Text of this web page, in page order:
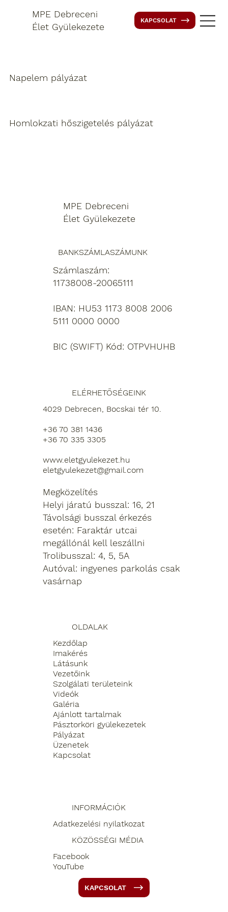
MPE Debreceni
Élet Gyülekezete
KAPCSOLAT
Napelem pályázat
Homlokzati hőszigetelés pályázat
MPE Debreceni
Élet Gyülekezete
BANKSZÁMLASZÁMUNK
Számlaszám:
11738008-20065111
IBAN: HU53 1173 8008 2006
5111 0000 0000
BIC (SWIFT) Kód: OTPVHUHB
ELÉRHETŐSÉGEINK
4029 Debrecen, Bocskai tér 10.
+36 70 381 1436
+36 70 335 3305
www.eletgyulekezet.hu
eletgyulekezet@gmail.com
Megközelítés
Helyi járatú busszal: 16, 21
Távolsági busszal érkezés
esetén: Faraktár utcai
megállónál kell leszállni
Trolibusszal: 4, 5, 5A
Autóval: ingyenes parkolás csak
vasárnap
OLDALAK
Kezdőlap
Imakérés
Látásunk
Vezetőink
Szolgálati területeink
Videók
Galéria
Ajánlott tartalmak
Pásztorköri gyülekezetek
Pályázat
Üzenetek
Kapcsolat
INFORMÁCIÓK
Adatkezelési nyilatkozat
KÖZÖSSÉGI MÉDIA
Facebook
YouTube
KAPCSOLAT